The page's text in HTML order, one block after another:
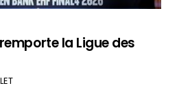
la Ligue des